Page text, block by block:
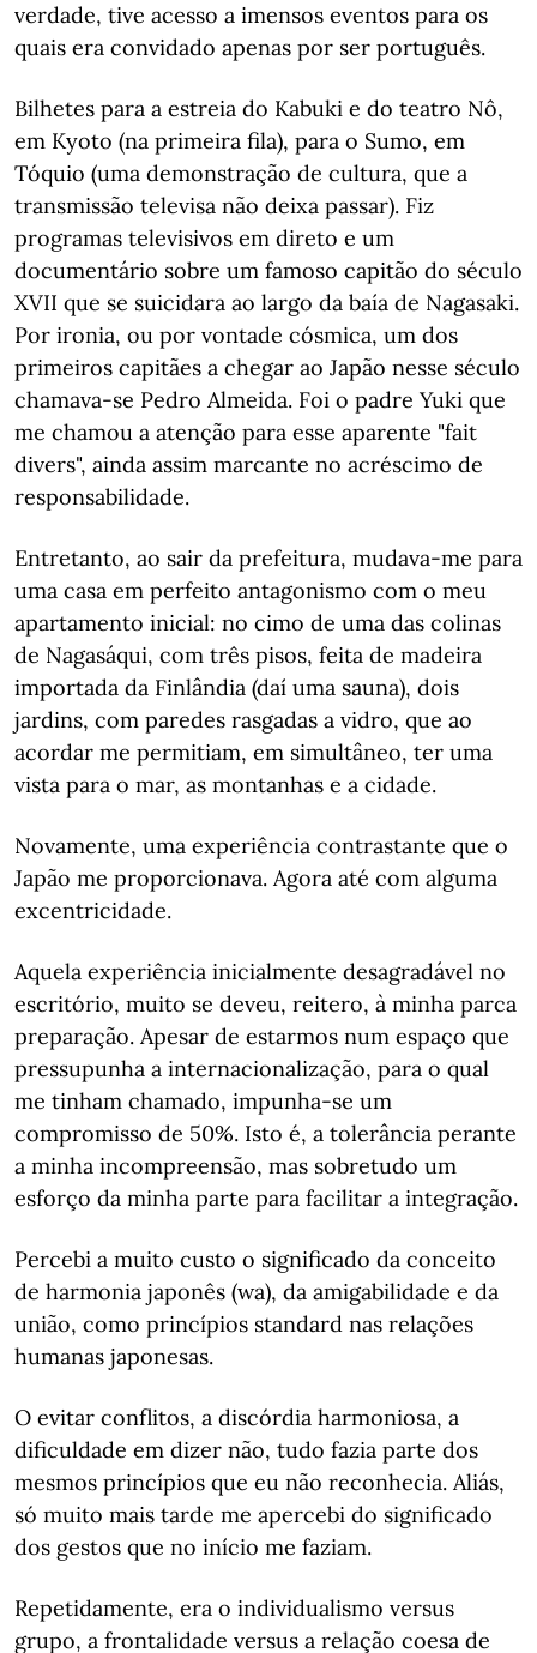
verdade, tive acesso a imensos eventos para os
quais era convidado apenas por ser português.
Bilhetes para a estreia do Kabuki e do teatro Nô,
em Kyoto (na primeira fila), para o Sumo, em
Tóquio (uma demonstração de cultura, que a
transmissão televisa não deixa passar). Fiz
programas televisivos em direto e um
documentário sobre um famoso capitão do século
XVII que se suicidara ao largo da baía de Nagasaki.
Por ironia, ou por vontade cósmica, um dos
primeiros capitães a chegar ao Japão nesse século
chamava-se Pedro Almeida. Foi o padre Yuki que
me chamou a atenção para esse aparente "fait
divers", ainda assim marcante no acréscimo de
responsabilidade.
Entretanto, ao sair da prefeitura, mudava-me para
uma casa em perfeito antagonismo com o meu
apartamento inicial: no cimo de uma das colinas
de Nagasáqui, com três pisos, feita de madeira
importada da Finlândia (daí uma sauna), dois
jardins, com paredes rasgadas a vidro, que ao
acordar me permitiam, em simultâneo, ter uma
vista para o mar, as montanhas e a cidade.
Novamente, uma experiência contrastante que o
Japão me proporcionava. Agora até com alguma
excentricidade.
Aquela experiência inicialmente desagradável no
escritório, muito se deveu, reitero, à minha parca
preparação. Apesar de estarmos num espaço que
pressupunha a internacionalização, para o qual
me tinham chamado, impunha-se um
compromisso de 50%. Isto é, a tolerância perante
a minha incompreensão, mas sobretudo um
esforço da minha parte para facilitar a integração.
Percebi a muito custo o significado da conceito
de harmonia japonês (wa), da amigabilidade e da
união, como princípios standard nas relações
humanas japonesas.
O evitar conflitos, a discórdia harmoniosa, a
dificuldade em dizer não, tudo fazia parte dos
mesmos princípios que eu não reconhecia. Aliás,
só muito mais tarde me apercebi do significado
dos gestos que no início me faziam.
Repetidamente, era o individualismo versus
grupo, a frontalidade versus a relação coesa de